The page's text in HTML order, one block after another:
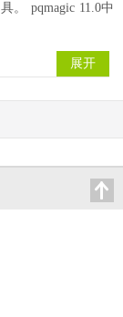
。 pqmagic 11.0中
展开